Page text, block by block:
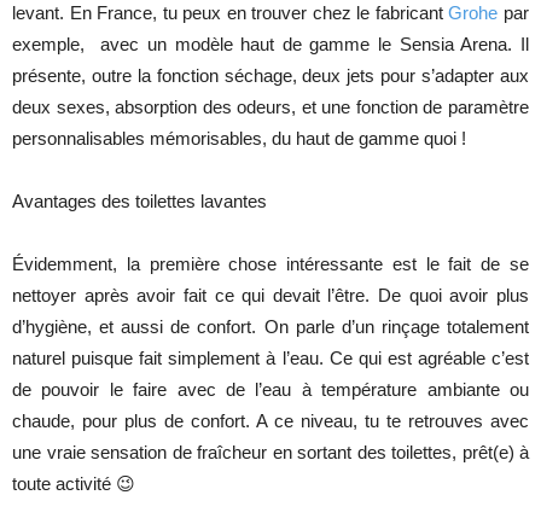
levant. En France, tu peux en trouver chez le fabricantGrohe par
exemple, avec un modèle haut de gamme le Sensia Arena. Il
présente, outre la fonction séchage, deux jets pour s’adapter aux
deux sexes, absorption des odeurs, et une fonction de paramètre
personnalisables mémorisables, du haut de gamme quoi !
Avantages des toilettes lavantes
Évidemment, la première chose intéressante est le fait de se
nettoyer après avoir fait ce qui devait l’être. De quoi avoir plus
d’hygiène, et aussi de confort. On parle d’un rinçage totalement
naturel puisque fait simplement à l’eau. Ce qui est agréable c’est
de pouvoir le faire avec de l’eau à température ambiante ou
chaude, pour plus de confort. A ce niveau, tu te retrouves avec
une vraie sensation de fraîcheur en sortant des toilettes, prêt(e) à
toute activité 😉